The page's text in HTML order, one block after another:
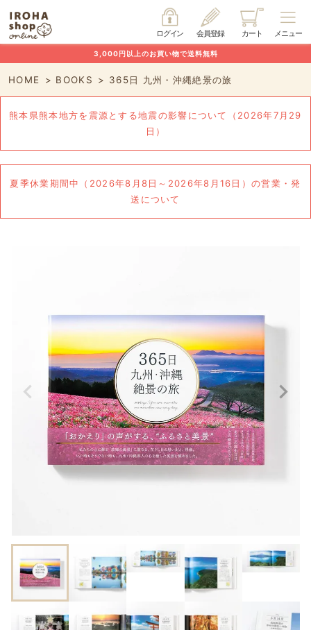
メニュー
カート
会員登録
ログイン
3,000円以上のお買い物で送料無料
HOME BOOKS 365日 九州・沖縄絶景の旅
熊本県熊本地方を震源とする地震の影響について（2026年7月29
日）
夏季休業期間中（2026年8月8日～2026年8月16日）の営業・発
送について